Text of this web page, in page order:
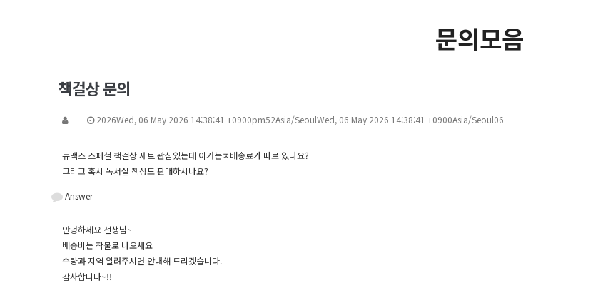
문의모음
책걸상 문의
2026Wed, 06 May 2026 14:38:41 +0900pm52Asia/SeoulWed, 06 May 2026 14:38:41 +0900Asia/Seoul06
뉴맥스 스페셜 책걸상 세트 관심있는데 이거는ㅈ배송료가 따로 있나요?
그리고 혹시 독서실 책상도 판매하시나요?
Answer
안녕하세요 선생님~
배송비는 착불로 나오세요
수량과 지역 알려주시면 안내해 드리겠습니다.
감사합니다~!!